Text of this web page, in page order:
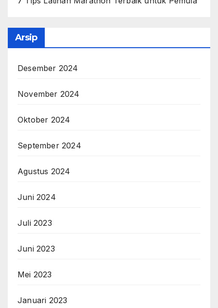
Arsip
Desember 2024
November 2024
Oktober 2024
September 2024
Agustus 2024
Juni 2024
Juli 2023
Juni 2023
Mei 2023
Januari 2023